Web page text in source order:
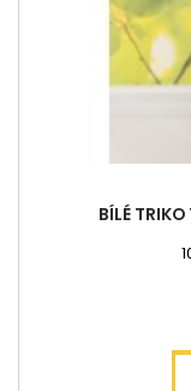
BÍLÉ